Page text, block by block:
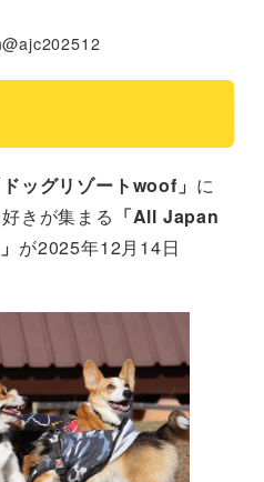
ドッグリゾートwoof」 に
きが集まる 「All Japan
が2025年12月14日